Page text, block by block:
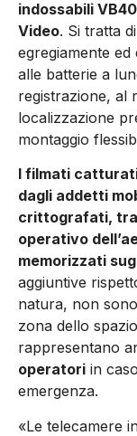
indossabili
Video. Si tratta
egregiamente
alle batterie a
registrazione, al
localizzazione
montaggio
I filmati
dagli addetti
crittografati,
operativo
memorizzati
aggiuntive
natura, non
zona dello
rappresentano
operatori in
emergenza.
«Le telecamere